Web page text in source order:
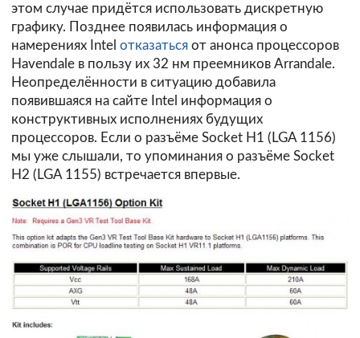
этом случае придётся использовать дискретную
графику. Позднее появилась информация о
намерениях Intel отказаться от анонса процессоров
Havendale в пользу их 32 нм преемников Arrandale.
Неопределённости в ситуацию добавила
появившаяся на сайте Intel информация о
конструктивных исполнениях будущих
процессоров. Если о разъёме Socket H1 (LGA 1156)
мы уже слышали, то упоминания о разъёме Socket
H2 (LGA 1155) встречается впервые.